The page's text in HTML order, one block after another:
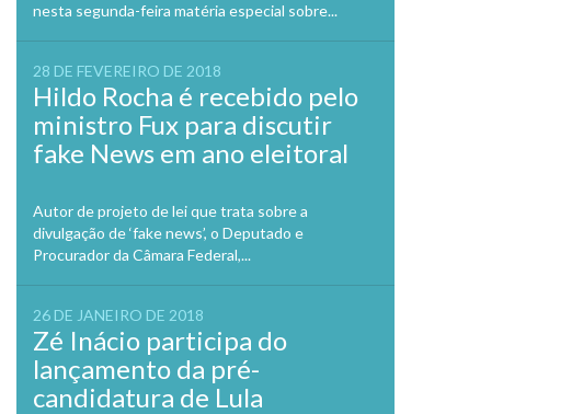
nesta segunda-feira matéria especial sobre...
28 DE FEVEREIRO DE 2018
Hildo Rocha é recebido pelo
ministro Fux para discutir
fake News em ano eleitoral
Autor de projeto de lei que trata sobre a
divulgação de ‘fake news’, o Deputado e
Procurador da Câmara Federal,...
26 DE JANEIRO DE 2018
Zé Inácio participa do
lançamento da pré-
candidatura de Lula